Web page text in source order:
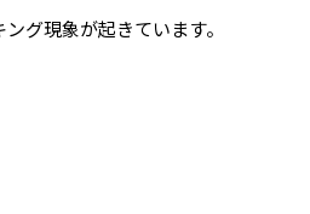
グ現象が起きています。